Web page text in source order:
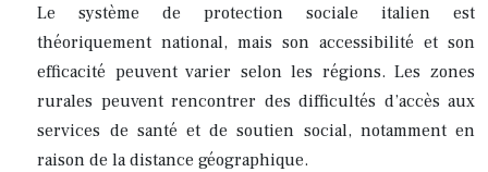
Le système de protection sociale italien est
théoriquement national, mais son accessibilité et son
efficacité peuvent varier selon les régions. Les zones
rurales peuvent rencontrer des difficultés d’accès aux
services de santé et de soutien social, notamment en
raison de la distance géographique.